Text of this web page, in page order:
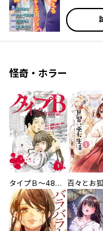
怪奇・ホラー
タイプＢ～48時間後、致死率100％～【単話】